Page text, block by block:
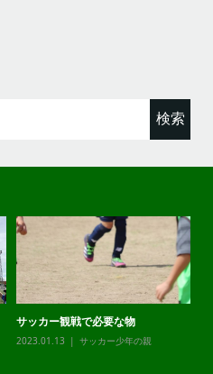
サッカー観戦で必要な物
2023.01.13 サッカー少年の親